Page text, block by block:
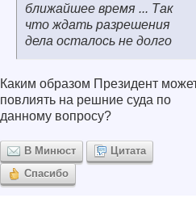
ближайшее время ... Так
что ждать разрешения
дела осталось не долго
Каким образом Президент
повлиять на решние суда по
данному вопросу?
В Минюст
Цитата
Спасибо